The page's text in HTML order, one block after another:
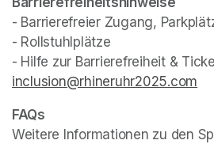
- Barrierefreier Zugang,
- Rollstuhlplätze
inclusion@rhineruhr2025.com
Weitere Informationen zu den